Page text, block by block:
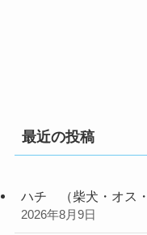
最近の投稿
ハチ （柴犬・オス・
2026年8月9日